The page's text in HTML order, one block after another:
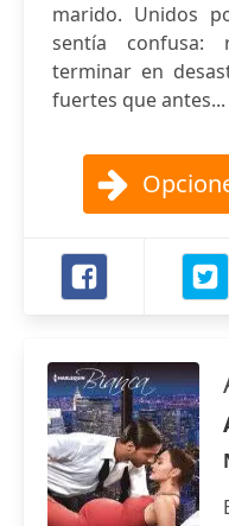
marido. Unidos
sentía confusa:
terminar en
fuertes que antes...